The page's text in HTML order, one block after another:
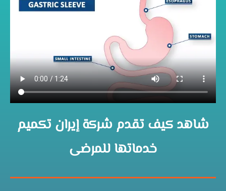
شاهد كيف تقدم شركة إيران تكميم
خدماتها للمرضى